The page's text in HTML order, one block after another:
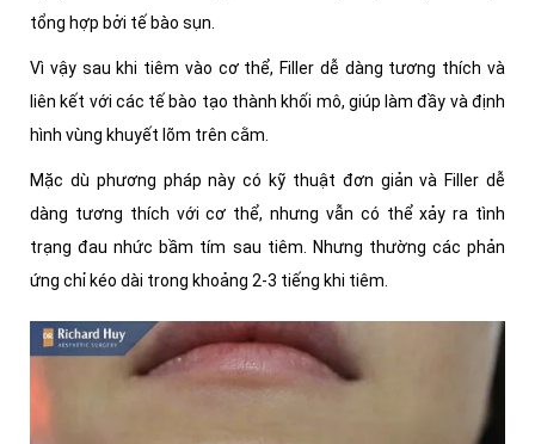
tổng hợp bởi tế bào sụn.
Vì vậy sau khi tiêm vào cơ thể, Filler dễ dàng tương thích và
liên kết với các tế bào tạo thành khối mô, giúp làm đầy và định
hình vùng khuyết lõm trên cằm.
Mặc dù phương pháp này có kỹ thuật đơn giản và Filler dễ
dàng tương thích với cơ thể, nhưng vẫn có thể xảy ra tình
trạng đau nhức bầm tím sau tiêm. Nhưng thường các phản
ứng chỉ kéo dài trong khoảng 2-3 tiếng khi tiêm.